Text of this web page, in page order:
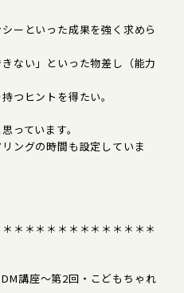
ーといった成果を強く求めら
ない」といった物差し（能力
つヒントを得たい。
っています。
ングの時間も設定していま
＊＊＊＊＊＊＊＊＊＊＊＊＊
講座～第2回・こどもちゃれ